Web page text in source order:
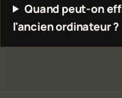
Quand peut-on
l'ancien ordinateur ?